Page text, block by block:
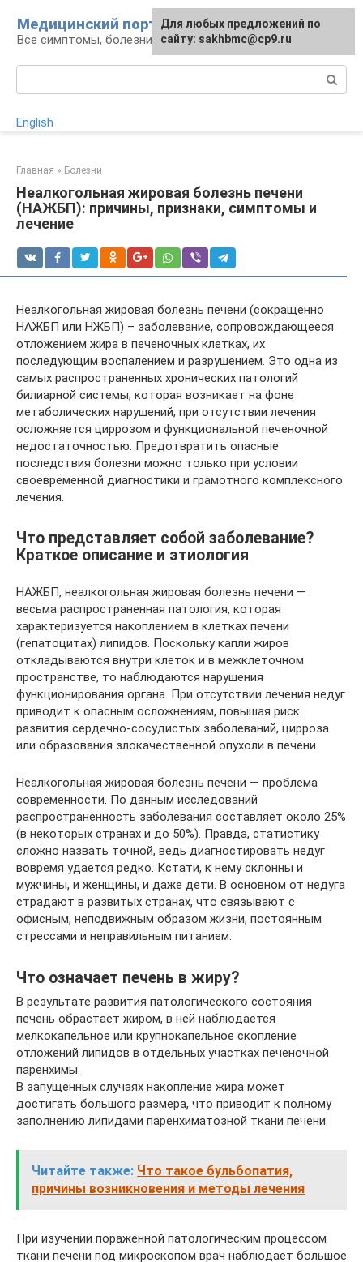
контенту
Медицинский портал
Все симптомы, болезни и их лечение
English
Главная » Болезни
Неалкогольная жировая болезнь печени
(НАЖБП): причины, признаки, симптомы и
лечение
Неалкогольная жировая болезнь печени (сокращенно
НАЖБП или НЖБП) – заболевание, сопровождающееся
отложением жира в печеночных клетках, их
последующим воспалением и разрушением. Это одна из
самых распространенных хронических патологий
билиарной системы, которая возникает на фоне
метаболических нарушений, при отсутствии лечения
осложняется циррозом и функциональной печеночной
недостаточностью. Предотвратить опасные
последствия болезни можно только при условии
своевременной диагностики и грамотного комплексного
лечения.
Что представляет собой заболевание?
Краткое описание и этиология
НАЖБП, неалкогольная жировая болезнь печени —
весьма распространенная патология, которая
характеризуется накоплением в клетках печени
(гепатоцитах) липидов. Поскольку капли жиров
откладываются внутри клеток и в межклеточном
пространстве, то наблюдаются нарушения
функционирования органа. При отсутствии лечения недуг
приводит к опасным осложнениям, повышая риск
развития сердечно-сосудистых заболеваний, цирроза
или образования злокачественной опухоли в печени.
Неалкогольная жировая болезнь печени — проблема
современности. По данным исследований
распространенность заболевания составляет около 25%
(в некоторых странах и до 50%). Правда, статистику
сложно назвать точной, ведь диагностировать недуг
вовремя удается редко. Кстати, к нему склонны и
мужчины, и женщины, и даже дети. В основном от недуга
страдают в развитых странах, что связывают с
офисным, неподвижным образом жизни, постоянным
стрессами и неправильным питанием.
Что означает печень в жиру?
В результате развития патологического состояния
печень обрастает жиром, в ней наблюдается
мелкокапельное или крупнокапельное скопление
отложений липидов в отдельных участках печеночной
паренхимы.
В запущенных случаях накопление жира может
достигать большого размера, что приводит к полному
заполнению липидами паренхиматозной ткани печени.
Читайте также: Что такое бульбопатия,
причины возникновения и методы лечения
При изучении пораженной патологическим процессом
ткани печени под микроскопом врач наблюдает большое
Для любых предложений по
сайту: sakhbmc@cp9.ru